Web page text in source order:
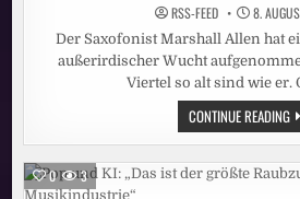
RSS-FEED 8.
Der Saxofonist Marshall Allen hat
außerirdischer Wucht
Viertel so alt sind wie er.
CONTINUE READING
0 3